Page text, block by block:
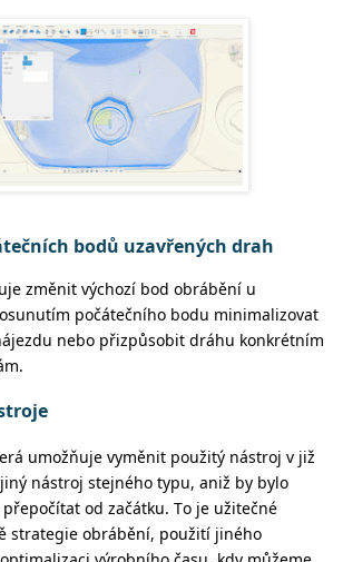
bodů uzavřených drah
změnit výchozí bod obrábění u
počátečního bodu minimalizovat
nebo přizpůsobit dráhu konkrétním
umožňuje vyměnit použitý nástroj v již
nástroj stejného typu, aniž by bylo
přepočítat od začátku. To je užitečné
strategie obrábění, použití jiného